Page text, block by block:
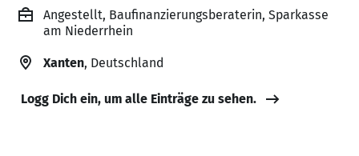
Angestellt, Baufinanzierungsberaterin, Sparkasse
am Niederrhein
Xanten, Deutschland
Logg Dich ein, um alle Einträge zu sehen.